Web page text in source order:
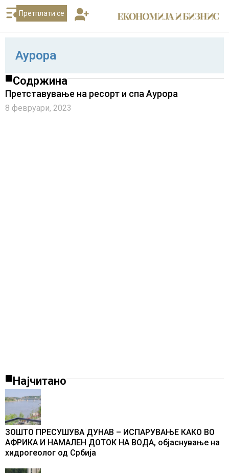
Претплати се
Аурора
Содржина
Претставување на ресорт и спа Аурора
8 февруари, 2023
Најчитано
ЗОШТО ПРЕСУШУВА ДУНАВ – ИСПАРУВАЊЕ КАКО ВО
АФРИКА И НАМАЛЕН ДОТОК НА ВОДА, објаснување на
хидрогеолог од Србија